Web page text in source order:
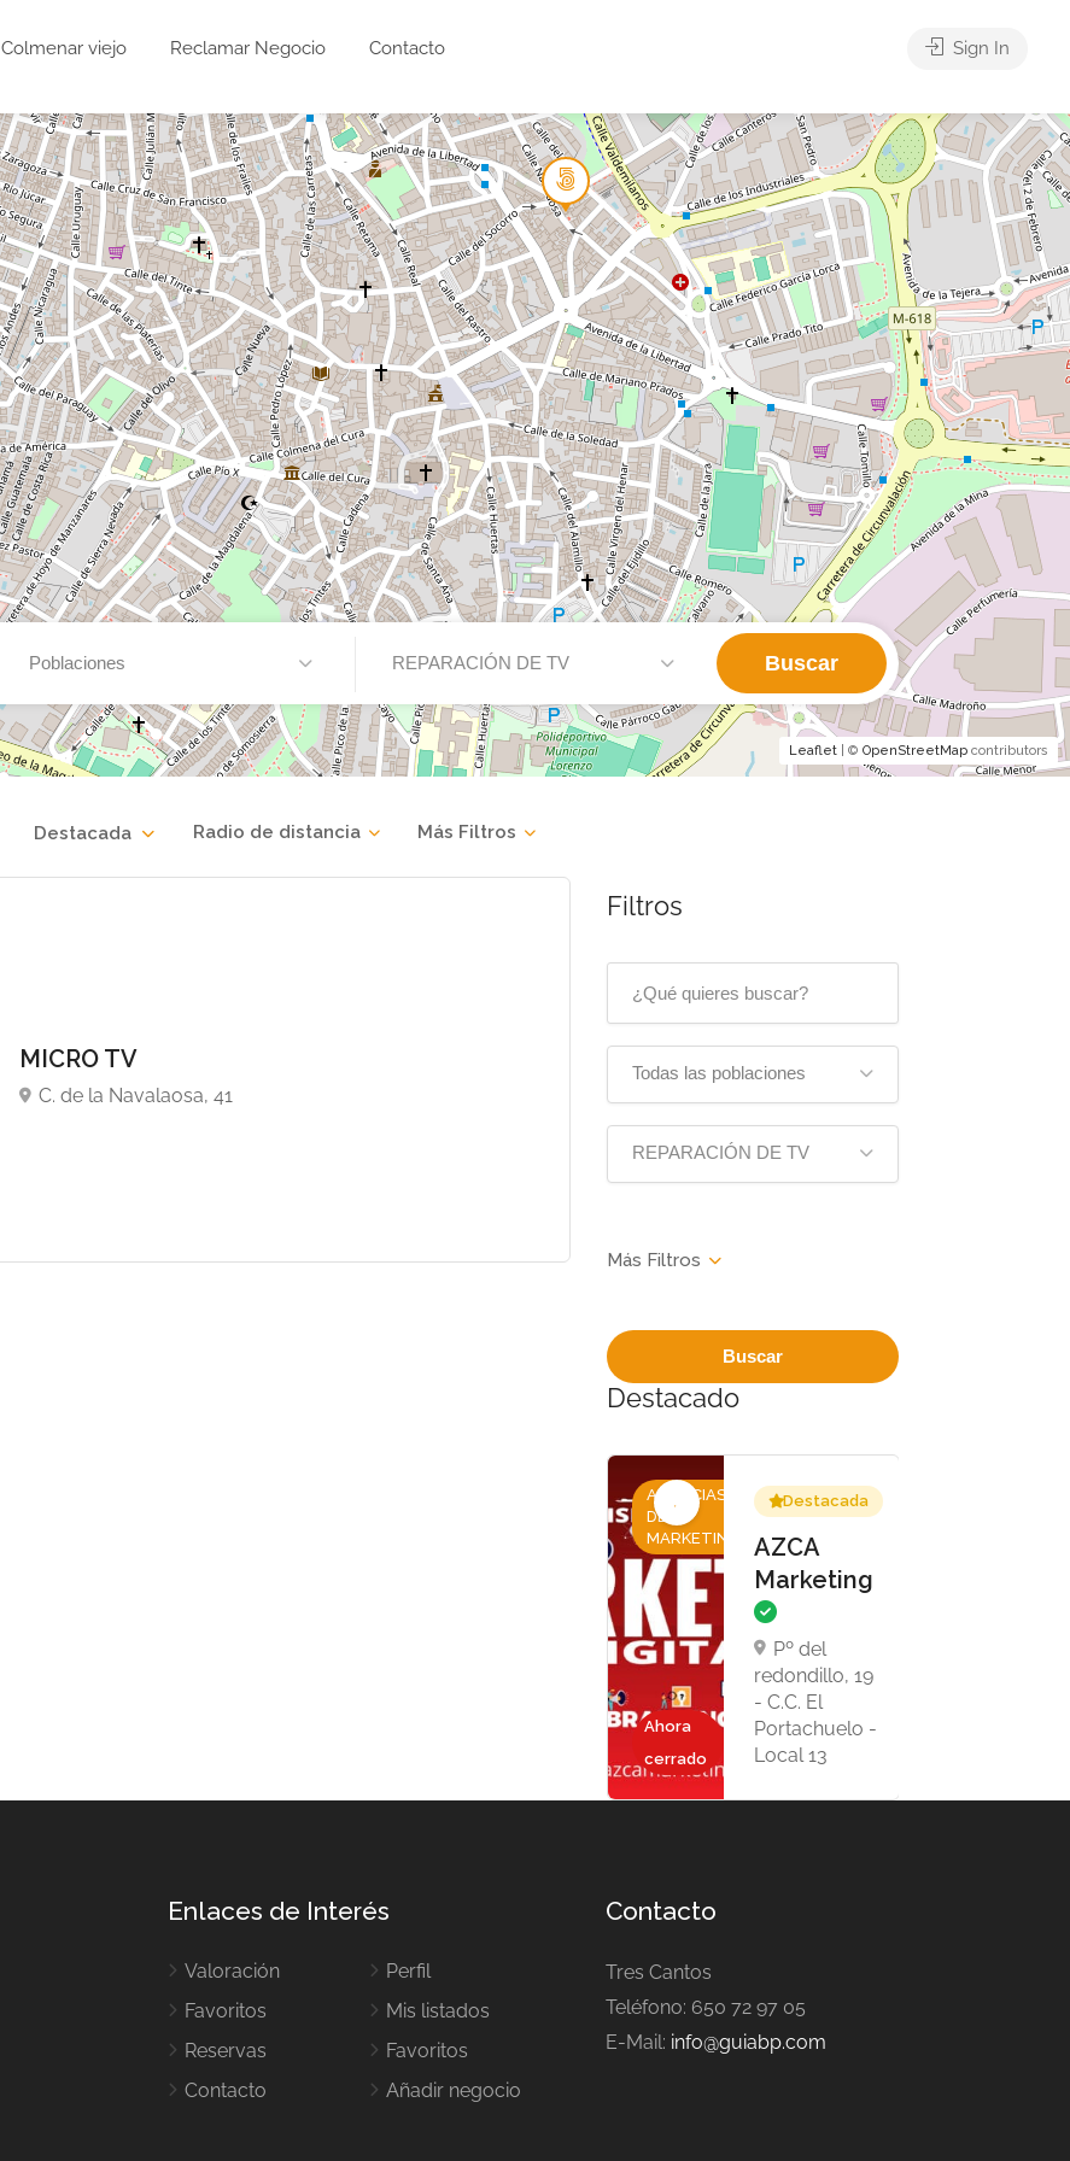
Colmenar viejo Reclamar Negocio Contacto Sign In
Leaflet | © OpenStreetMap contributors
Poblaciones REPARACIÓN DE TV Buscar
Más Filtros
Radio de distancia
Destacada
MICRO TV
C. de la Navalaosa, 41
Filtros
Todas las poblaciones
REPARACIÓN DE TV
Buscar
Destacado
Ahora
cerrado
AGENCIAS
DE
MARKETING
Destacada
AZCA
Marketing
Pº del
redondillo, 19
- C.C. El
Portachuelo -
Local 13
Enlaces de Interés
Valoración
Favoritos
Reservas
Contacto
Perfil
Mis listados
Favoritos
Añadir negocio
Contacto
Tres Cantos
Teléfono: 650 72 97 05
E-Mail: info@guiabp.com